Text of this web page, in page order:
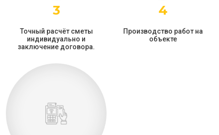
3
Точный расчёт сметы
индивидуально и
заключение договора.
4
Производство работ на
объекте